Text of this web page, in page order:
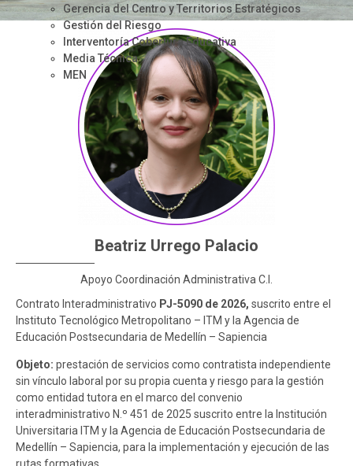
Gerencia del Centro y Territorios Estratégicos
Gestión del Riesgo
Interventoría Cobertura Educativa
Media Técnica
MEN
Metro de Medellín
Movilidad Supervisión
Participación Ciudadana
Sistemas de Información Innovación – SIISMED
SIRMED
Transferencia de Tecnología
Educación Continua
Documentos para contratación
Certificados contractuales
Beatriz Urrego Palacio
Apoyo Coordinación Administrativa C.I.
Contrato Interadministrativo PJ-5090 de 2026, suscrito entre el
Instituto Tecnológico Metropolitano – ITM y la Agencia de
Educación Postsecundaria de Medellín – Sapiencia
Objeto: prestación de servicios como contratista independiente
sin vínculo laboral por su propia cuenta y riesgo para la gestión
como entidad tutora en el marco del convenio
interadministrativo N.º 451 de 2025 suscrito entre la Institución
Universitaria ITM y la Agencia de Educación Postsecundaria de
Medellín – Sapiencia, para la implementación y ejecución de las